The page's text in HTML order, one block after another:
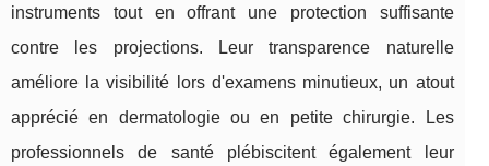
instruments tout en offrant une protection suffisante
contre les projections. Leur transparence naturelle
améliore la visibilité lors d'examens minutieux, un atout
apprécié en dermatologie ou en petite chirurgie. Les
professionnels de santé plébiscitent également leur